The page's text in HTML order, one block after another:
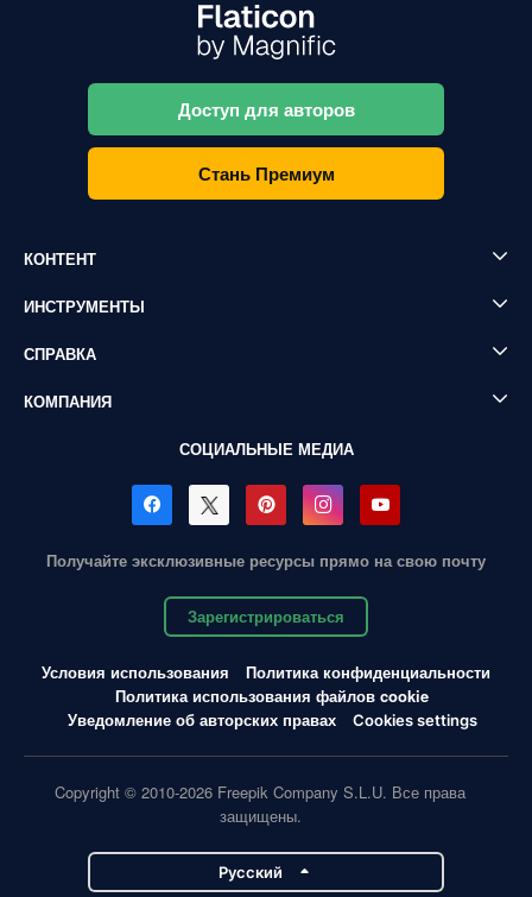
Доступ для авторов
Стань Премиум
КОНТЕНТ
ИНСТРУМЕНТЫ
СПРАВКА
КОМПАНИЯ
СОЦИАЛЬНЫЕ МЕДИА
Получайте эксклюзивные ресурсы прямо на свою почту
Зарегистрироваться
Условия использования
Политика конфиденциальности
Политика использования файлов cookie
Уведомление об авторских правах
Cookies settings
Copyright © 2010-2026 Freepik Company S.L.U. Все права
защищены.
Pусский